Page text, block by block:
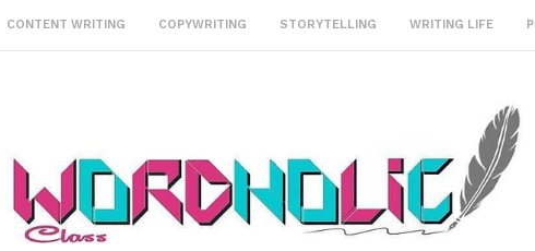
CONTENT WRITING COPYWRITING STORYTELLING WRITING LIFE